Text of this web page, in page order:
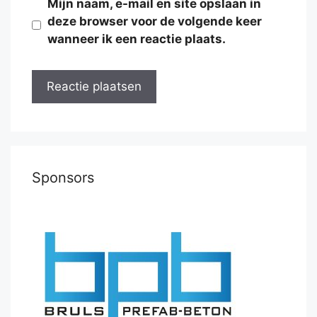
Mijn naam, e-mail en site opslaan in
deze browser voor de volgende keer
wanneer ik een reactie plaats.
Sponsors